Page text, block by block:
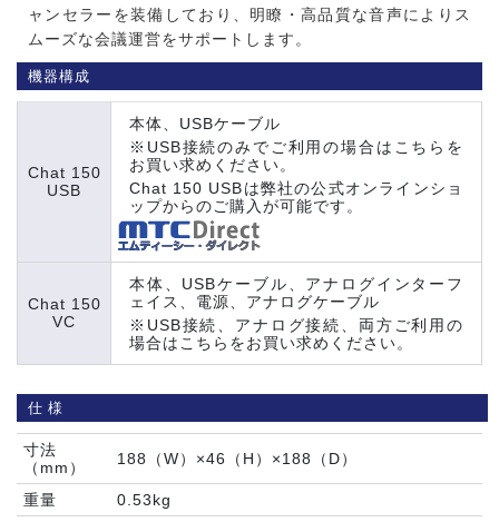
ャンセラーを装備しており、明瞭・高品質な音声によりス
ムーズな会議運営をサポートします。
機器構成
Chat 150
USB
本体、USBケーブル
※USB接続のみでご利用の場合はこちらを
お買い求めください。
Chat 150 USBは弊社の公式オンラインショ
ップからのご購入が可能です。
Chat 150
VC
本体、USBケーブル、アナログインターフ
ェイス、電源、アナログケーブル
※USB接続、アナログ接続、両方ご利用の
場合はこちらをお買い求めください。
仕様
寸法
（mm）
188（W）×46（H）×188（D）
重量 0.53kg